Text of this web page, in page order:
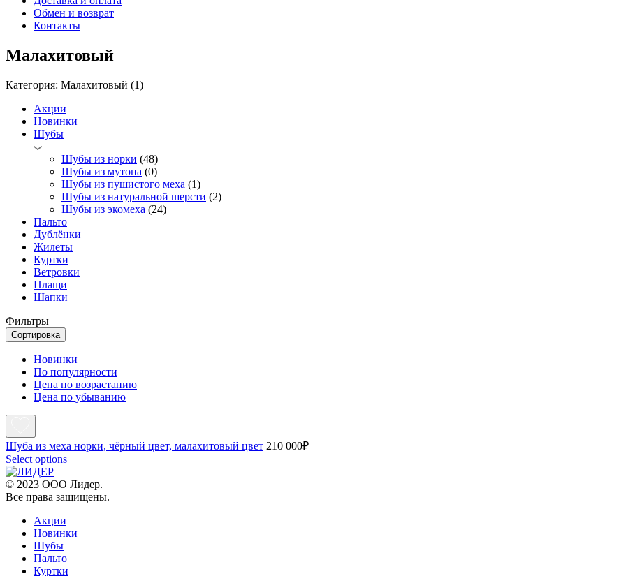
Обмен и возврат
Контакты
Малахитовый
Категория: Малахитовый (1)
Акции
Новинки
Шубы
Шубы из норки (48)
Шубы из мутона (0)
Шубы из пушистого меха (1)
Шубы из натуральной шерсти (2)
Шубы из экомеха (24)
Пальто
Дублёнки
Жилеты
Куртки
Ветровки
Плащи
Шапки
Фильтры
Сортировка
Новинки
По популярности
Цена по возрастанию
Цена по убыванию
Шуба из меха норки, чёрный цвет, малахитовый цвет 210 000₽
Select options
© 2023 ООО Лидер.
Все права защищены.
Акции
Новинки
Шубы
Пальто
Куртки